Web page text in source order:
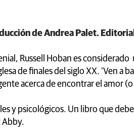
de Andrea Palet. Editorial
Russell Hoban es considerado
de finales del siglo XX. ‘Ven a
acerca de encontrar el amor
y psicológicos. Un libro que
Abby.